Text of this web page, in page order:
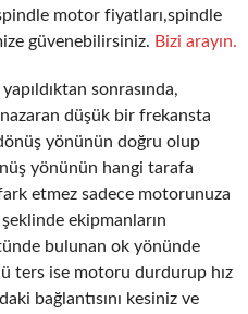
motor fiyatları,spindle
güvenebilirsiniz. Bizi arayın.
sonrasında,
düşük bir frekansta
yönünün doğru olup
yönünün hangi tarafa
etmez sadece motorunuza
şeklinde ekipmanların
bulunan ok yönünde
ters ise motoru durdurup hız
bağlantısını kesiniz ve